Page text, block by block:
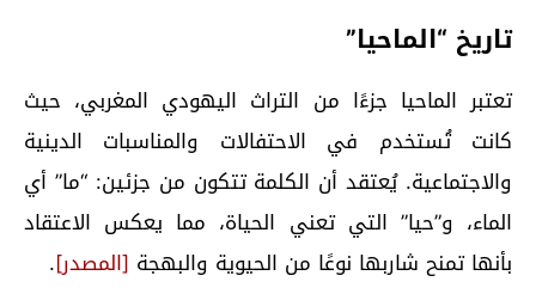
تاريخ “الماحيا”
تعتبر الماحيا جزءًا من التراث اليهودي المغربي، حيث
كانت تُستخدم في الاحتفالات والمناسبات الدينية
والاجتماعية. يُعتقد أن الكلمة تتكون من جزئين: “ما” أي
الماء، و”حيا” التي تعني الحياة، مما يعكس الاعتقاد
بأنها تمنح شاربها نوعًا من الحيوية والبهجة [المصدر].